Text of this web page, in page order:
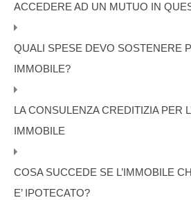
ACCEDERE AD UN MUTUO IN
QUALI SPESE DEVO SOSTENERE
IMMOBILE?
LA CONSULENZA CREDITIZIA PER
IMMOBILE
COSA SUCCEDE SE L’IMMOBILE
E’ IPOTECATO?